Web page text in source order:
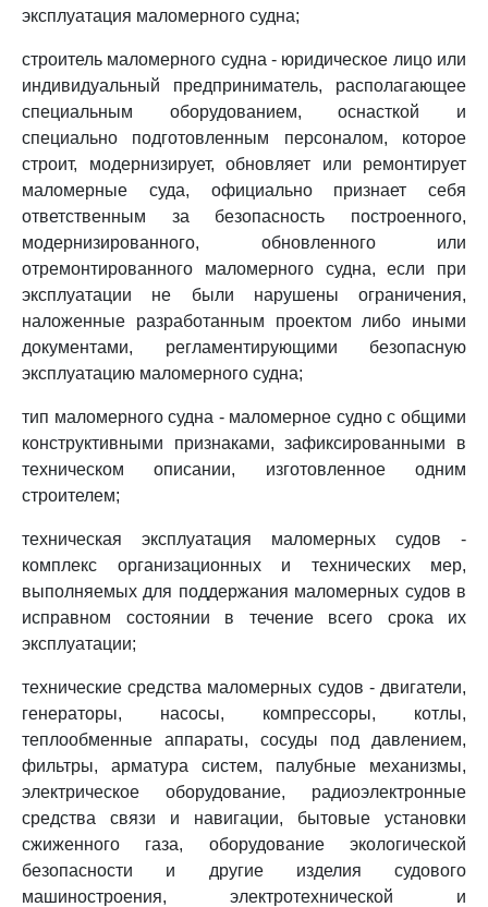
эксплуатация маломерного судна;
строитель маломерного судна - юридическое лицо или
индивидуальный предприниматель, располагающее
специальным оборудованием, оснасткой и
специально подготовленным персоналом, которое
строит, модернизирует, обновляет или ремонтирует
маломерные суда, официально признает себя
ответственным за безопасность построенного,
модернизированного, обновленного или
отремонтированного маломерного судна, если при
эксплуатации не были нарушены ограничения,
наложенные разработанным проектом либо иными
документами, регламентирующими безопасную
эксплуатацию маломерного судна;
тип маломерного судна - маломерное судно с общими
конструктивными признаками, зафиксированными в
техническом описании, изготовленное одним
строителем;
техническая эксплуатация маломерных судов -
комплекс организационных и технических мер,
выполняемых для поддержания маломерных судов в
исправном состоянии в течение всего срока их
эксплуатации;
технические средства маломерных судов - двигатели,
генераторы, насосы, компрессоры, котлы,
теплообменные аппараты, сосуды под давлением,
фильтры, арматура систем, палубные механизмы,
электрическое оборудование, радиоэлектронные
средства связи и навигации, бытовые установки
сжиженного газа, оборудование экологической
безопасности и другие изделия судового
машиностроения, электротехнической и